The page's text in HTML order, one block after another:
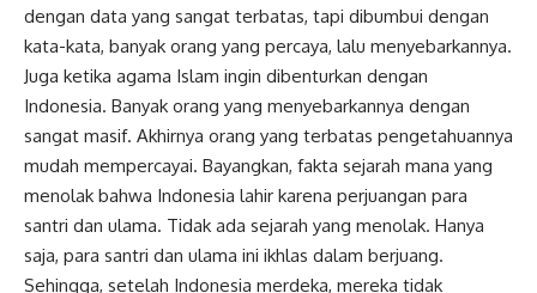
dengan data yang sangat terbatas, tapi dibumbui dengan
kata-kata, banyak orang yang percaya, lalu menyebarkannya.
Juga ketika agama Islam ingin dibenturkan dengan
Indonesia. Banyak orang yang menyebarkannya dengan
sangat masif. Akhirnya orang yang terbatas pengetahuannya
mudah mempercayai. Bayangkan, fakta sejarah mana yang
menolak bahwa Indonesia lahir karena perjuangan para
santri dan ulama. Tidak ada sejarah yang menolak. Hanya
saja, para santri dan ulama ini ikhlas dalam berjuang.
Sehingga, setelah Indonesia merdeka, mereka tidak